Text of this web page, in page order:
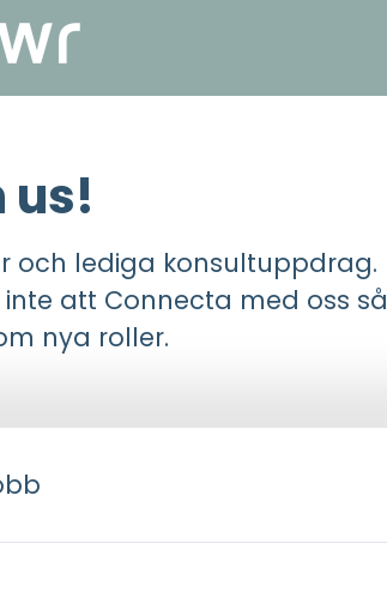
us!
och lediga konsultuppdrag.
att Connecta med oss så
nya roller.